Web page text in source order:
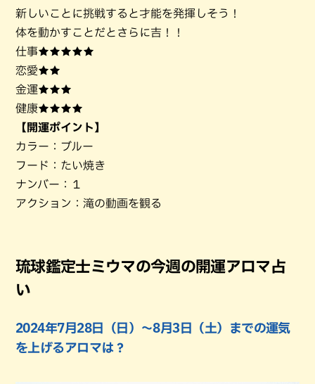
新しいことに挑戦すると才能を発揮しそう！
体を動かすことだとさらに吉！！
仕事★★★★★
恋愛★★
金運★★★
健康★★★★
【開運ポイント】
カラー：ブルー
フード：たい焼き
ナンバー：１
アクション：滝の動画を観る
琉球鑑定士ミウマの今週の開運アロマ占
い
2024年7月28日（日）〜8月3日（土）までの運気
を上げるアロマは？